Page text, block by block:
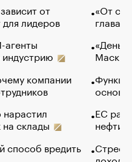
от
лидеров
агенты
компании
склады
способ вредить
«От
глава
Маск в
основ
ЕС
нефти